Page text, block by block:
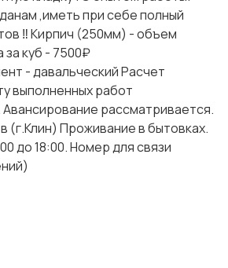
,иметь при себе полный
‼️ Кирпич (250мм) - объем
за куб - 7500₽
- давальческий Расчет
выполненных работ
рассматривается.
(г.Клин) Проживание в бытовках.
до 18:00. Номер для связи